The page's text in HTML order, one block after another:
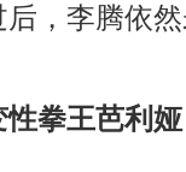
，李腾依
拳王芭利娅